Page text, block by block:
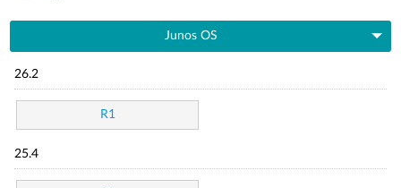
Junos OS
26.2
R1
25.4